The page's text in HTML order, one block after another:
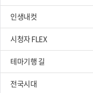
인생내컷
시청자 FLEX
테마기행 길
전국시대